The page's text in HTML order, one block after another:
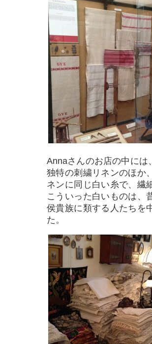
Annaさんのお店の中に
独特の刺繍リネンのほか
ネンに同じ白い糸で、繊
こういった白いものは、
侯貴族に類する人たちを
た。